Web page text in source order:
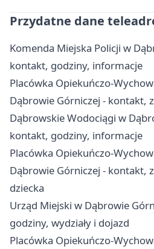
Przydatne dane
Komenda Miejska Policji w
kontakt, godziny, informacje
Placówka Opiekuńczo-
Dąbrowie Górniczej - kontakt,
Dąbrowskie Wodociągi w
kontakt, godziny, informacje
Placówka Opiekuńczo-
Dąbrowie Górniczej - kontakt,
dziecka
Urząd Miejski w Dąbrowie
godziny, wydziały i dojazd
Placówka Opiekuńczo-